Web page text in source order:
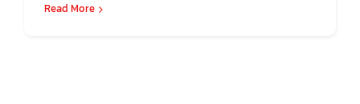
Read More